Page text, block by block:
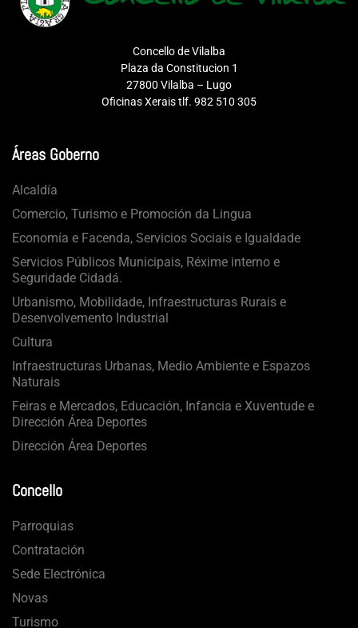
Concello de Vilalba
Plaza da Constitucion 1
27800 Vilalba – Lugo
Oficinas Xerais tlf. 982 510 305
Áreas Goberno
Alcaldía
Comercio, Turismo e Promoción da Lingua
Economía e Facenda, Servicios Sociais e Igualdade
Servicios Públicos Municipais, Réxime interno e
Seguridade Cidadá.
Urbanismo, Mobilidade, Infraestructuras Rurais e
Desenvolvemento Industrial
Cultura
Infraestructuras Urbanas, Medio Ambiente e Espazos
Naturais
Feiras e Mercados, Educación, Infancia e Xuventude e
Dirección Área Deportes
Dirección Área Deportes
Concello
Parroquias
Contratación
Sede Electrónica
Novas
Turismo